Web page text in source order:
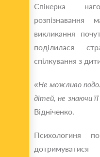
Спікерка
розпізнавання
викликання
поділилася
спілкування з
«Не можливо
дітей, не знаючи
Відніченко.
Психологиня